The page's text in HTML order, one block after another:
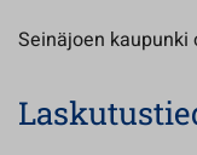
Seinäjoen kaupunki